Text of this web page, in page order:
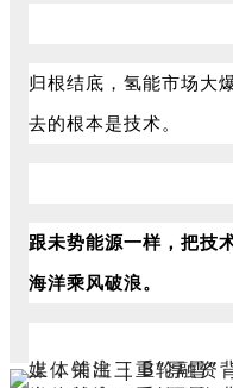
归根结底，氢能市场大
去的根本是技术。
跟未势能源一样，把技
海洋乘风破浪。